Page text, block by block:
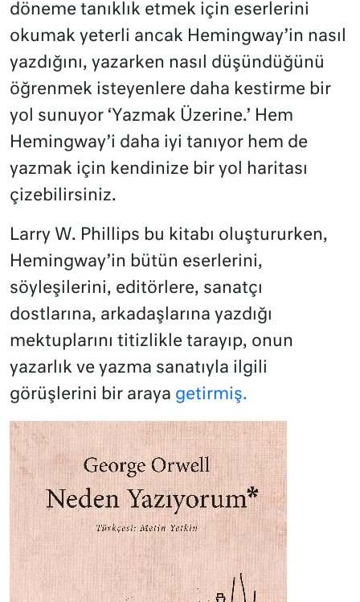
döneme tanıklık etmek için eserlerini
okumak yeterli ancak Hemingway’in nasıl
yazdığını, yazarken nasıl düşündüğünü
öğrenmek isteyenlere daha kestirme bir
yol sunuyor ‘Yazmak Üzerine.’ Hem
Hemingway’i daha iyi tanıyor hem de
yazmak için kendinize bir yol haritası
çizebilirsiniz.
Larry W. Phillips bu kitabı oluştururken,
Hemingway’in bütün eserlerini,
söyleşilerini, editörlere, sanatçı
dostlarına, arkadaşlarına yazdığı
mektuplarını titizlikle tarayıp, onun
yazarlık ve yazma sanatıyla ilgili
görüşlerini bir araya getirmiş.